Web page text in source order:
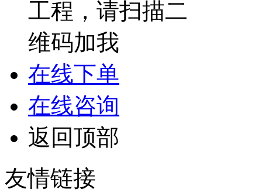
在线下单
在线咨询
返回顶部
友情链接